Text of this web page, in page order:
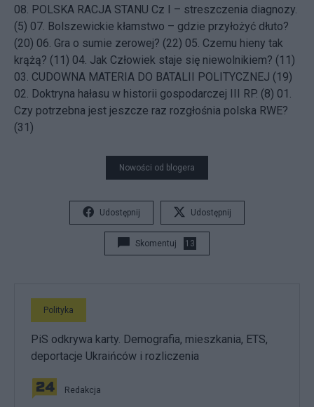
08. POLSKA RACJA STANU Cz I – streszczenia diagnozy.
(5) 07. Bolszewickie kłamstwo – gdzie przyłożyć dłuto?
(20) 06. Gra o sumie zerowej? (22) 05. Czemu hieny tak
krążą? (11) 04. Jak Człowiek staje się niewolnikiem? (11)
03. CUDOWNA MATERIA DO BATALII POLITYCZNEJ (19)
02. Doktryna hałasu w historii gospodarczej III RP. (8) 01.
Czy potrzebna jest jeszcze raz rozgłośnia polska RWE?
(31)
Nowości od blogera
Udostępnij Udostępnij
Skomentuj 13
Polityka
PiS odkrywa karty. Demografia, mieszkania, ETS,
deportacje Ukraińców i rozliczenia
Redakcja